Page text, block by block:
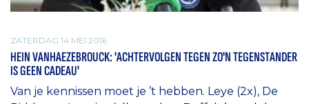
ZATERDAG 14 MEI 2016
HEIN VANHAEZEBROUCK: 'ACHTERVOLGEN TEGEN ZO'N TEGENSTANDER
IS GEEN CADEAU'
Van je kennissen moet je ’t hebben. Leye (2x), De